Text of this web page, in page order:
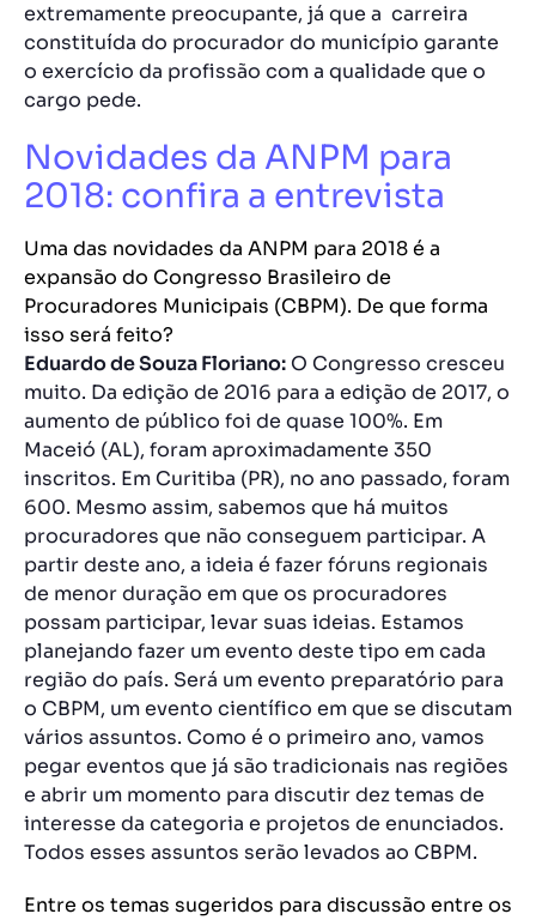
extremamente preocupante, já que a carreira
constituída do procurador do município garante
o exercício da profissão com a qualidade que o
cargo pede.
Novidades da ANPM para
2018: confira a entrevista
Uma das novidades da ANPM para 2018 é a
expansão do Congresso Brasileiro de
Procuradores Municipais (CBPM). De que forma
isso será feito?
Eduardo de Souza Floriano: O Congresso cresceu
muito. Da edição de 2016 para a edição de 2017, o
aumento de público foi de quase 100%. Em
Maceió (AL), foram aproximadamente 350
inscritos. Em Curitiba (PR), no ano passado, foram
600. Mesmo assim, sabemos que há muitos
procuradores que não conseguem participar. A
partir deste ano, a ideia é fazer fóruns regionais
de menor duração em que os procuradores
possam participar, levar suas ideias. Estamos
planejando fazer um evento deste tipo em cada
região do país. Será um evento preparatório para
o CBPM, um evento científico em que se discutam
vários assuntos. Como é o primeiro ano, vamos
pegar eventos que já são tradicionais nas regiões
e abrir um momento para discutir dez temas de
interesse da categoria e projetos de enunciados.
Todos esses assuntos serão levados ao CBPM.
Entre os temas sugeridos para discussão entre os